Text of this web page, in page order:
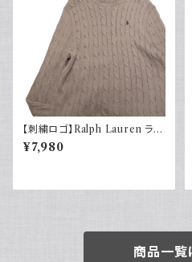
【刺繍ロゴ】Ralph Lauren ラル
フローレン ケーブル編みニット
ベージュ
¥7,980
商品一覧